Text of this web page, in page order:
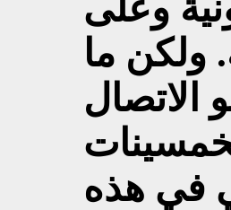
ولكن ما
الاتصال
في هذه